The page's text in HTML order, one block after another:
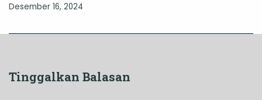
Desember 16, 2024
Tinggalkan Balasan